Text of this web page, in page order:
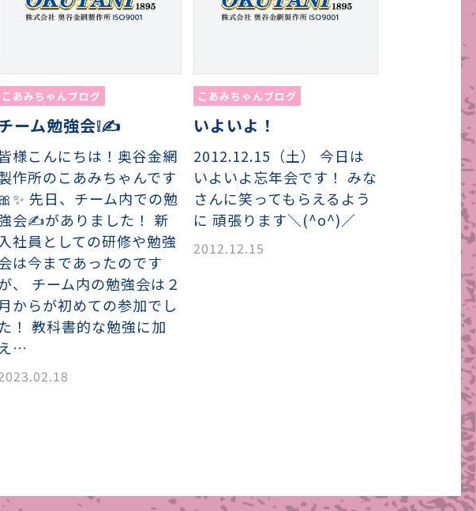
こあみちゃんブログ
ーム勉強会❕✍
様こんにちは！奥谷金網
作所のこあみちゃんです
🎀✨ 先日、チーム内での勉
会✍がありました！ 新
社員としての研修や勉強
は今まであったのです
、 チーム内の勉強会は２
からが初めての参加でし
た！ 教科書的な勉強に加
え…
こあみちゃんブログ
いよいよ！
2012.12.15（土） 今日は
いよいよ忘年会です！ みな
さんに笑ってもらえるよう
に 頑張ります＼(^o^)／
2012.12.15